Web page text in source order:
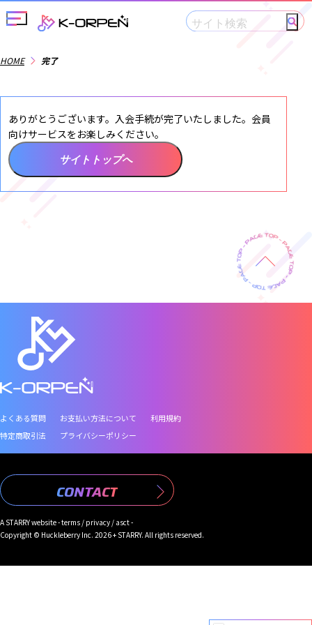
メニューを開閉する
HOME 完了
ありがとうございます。入会手続が完了いたしました。会員
向けサービスをお楽しみください。
サイトトップへ
よくある質問 お支払い方法について
利用規約
特定商取引法
プライバシーポリシー
CONTACT
A STARRYwebsite -terms / privacy / asct-
Copyright © Huckleberry Inc. 2026 + STARRY. All rights reserved.